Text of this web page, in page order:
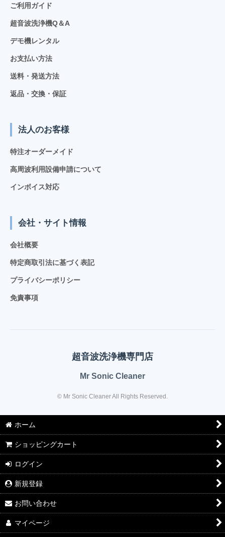
ご利用ガイド
超音波洗浄機Q＆A
デモ機レンタル
お支払い方法
送料・発送方法
返品・交換・保証
法人のお客様
特注オーダーメイド
高周波利用設備申請について
インボイス対応
会社・サイト情報
会社概要
特定商取引法に基づく表記
プライバシーポリシー
免責事項
超音波洗浄機専門店
Mr Sonic Cleaner
© Mr Sonic Cleaner All Rights Reserved.
ホーム
ショッピングカート
ログイン
新規登録
お問い合わせ
マイページ